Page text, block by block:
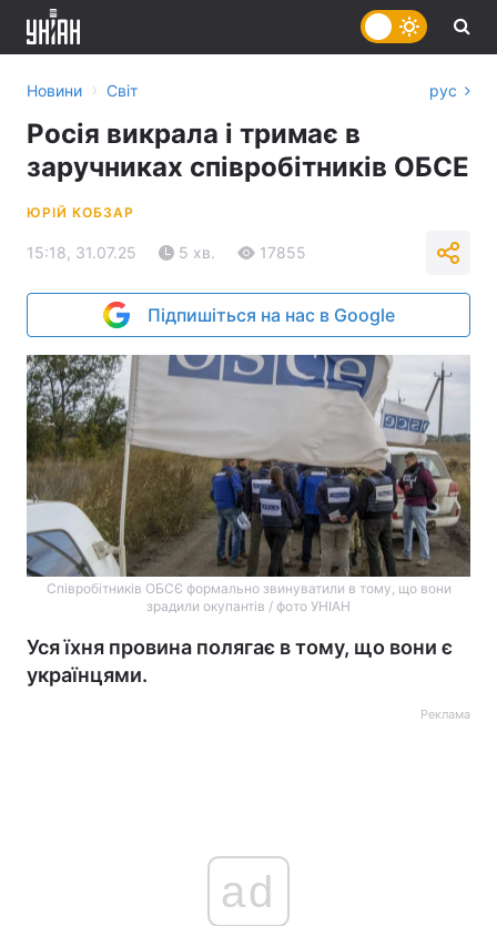
Новини › Світ рус
Росія викрала і тримає в
заручниках співробітників ОБСЕ
ЮРІЙ КОБЗАР
15:18, 31.07.25 5 хв. 17855
Підпишіться на нас в Google
Співробітників ОБСЄ формально звинуватили в тому, що вони
зрадили окупантів / фото УНІАН
Уся їхня провина полягає в тому, що вони є
українцями.
Реклама
ad